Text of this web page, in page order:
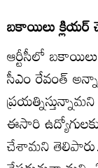
బకాయిలు క్లియర్‌
ఆర్టీసీలో
సీఎం రేవంత్‌
ఈసారి
చేశామని